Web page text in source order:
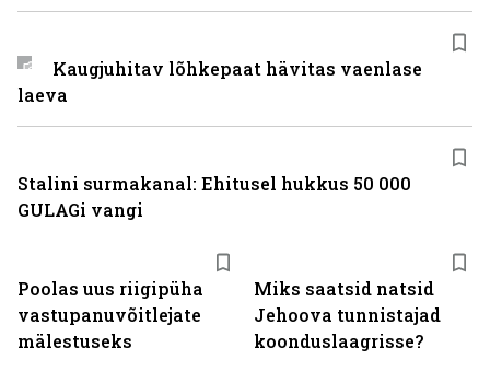
Poolas uus riigipüha
vastupanuvõitlejate
mälestuseks
Miks saatsid natsid
Jehoova tunnistajad
koonduslaagrisse?
Kaugjuhitav lõhkepaat hävitas vaenlase
laeva
Stalini surmakanal: Ehitusel hukkus 50 000
GULAGi vangi